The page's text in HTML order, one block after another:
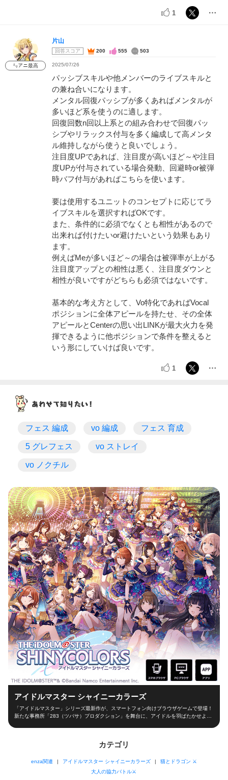
1
㍉アニ最高
片山
回答スコア 200 555 503
2025/07/26
パッシブスキルや他メンバーのライブスキルと
の兼ね合いになります。
メンタル回復パッシブが多くあればメンタルが
多いほど系を使うのに適します。
回復回数n回以上系との組み合わせで回復パッ
シブやリラックス付与を多く編成して高メンタ
ル維持しながら使うと良いでしょう。
注目度UPであれば、注目度が高いほど～や注目
度UPが付与されている場合発動、回避時or被弾
時バフ付与があればこちらを使います。
要は使用するユニットのコンセプトに応じてラ
イブスキルを選択すればOKです。
また、条件的に必須でなくとも相性があるので
出来れば付けたいor避けたいという効果もあり
ます。
例えばMeが多いほど～の場合は被弾率が上がる
注目度アップとの相性は悪く、注目度ダウンと
相性が良いですがどちらも必須ではないです。
基本的な考え方として、Vo特化であればVocal
ポジションに全体アピールを持たせ、その全体
アピールとCenterの思い出LINKが最大火力を発
揮できるように他ポジションで条件を整えると
いう形にしていけば良いです。
1
フェス 編成 vo 編成 フェス 育成
5 グレフェス vo ストレイ
vo ノクチル
アイドルマスター シャイニーカラーズ
「アイドルマスター」シリーズ最新作が、スマートフォン向けブラウザゲームで登場！
新たな事務所「283（ツバサ）プロダクション」を舞台に、アイドルを羽ばたかせよ
て、レッスンやお仕事、オーディションなどの行動を選択！限られた期間の中でアイド
出場できるかは、プロデューサーの腕次第！ ■アイドルと信頼関係を深めよう！■ アイ
ドルと信頼関係を築くのもプロデューサーの大切なお仕事！朝の挨拶からライブ直前ま
カテゴリ
enza関連 アイドルマスター シャイニーカラーズ
猫とドラゴン ⚔
大人の協力バトル⚔